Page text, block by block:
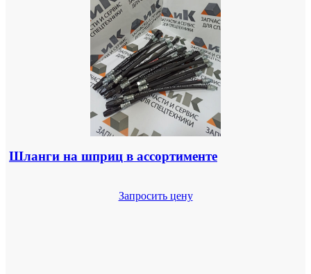
Шланги на шприц в ассортименте
Запросить цену